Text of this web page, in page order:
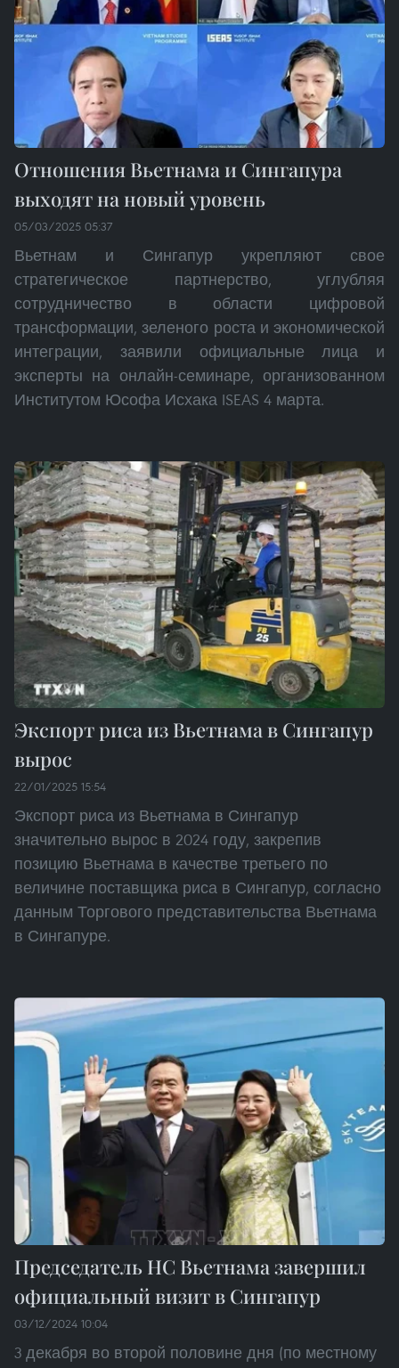
Отношения Вьетнама и Сингапура
выходят на новый уровень
05/03/2025 05:37
Вьетнам и Сингапур укрепляют свое
стратегическое партнерство, углубляя
сотрудничество в области цифровой
трансформации, зеленого роста и экономической
интеграции, заявили официальные лица и
эксперты на онлайн-семинаре, организованном
Институтом Юсофа Исхака ISEAS 4 марта.
Экспорт риса из Вьетнама в Сингапур
вырос
22/01/2025 15:54
Экспорт риса из Вьетнама в Сингапур
значительно вырос в 2024 году, закрепив
позицию Вьетнама в качестве третьего по
величине поставщика риса в Сингапур, согласно
данным Торгового представительства Вьетнама
в Сингапуре.
Председатель НС Вьетнама завершил
официальный визит в Сингапур
03/12/2024 10:04
3 декабря во второй половине дня (по местному